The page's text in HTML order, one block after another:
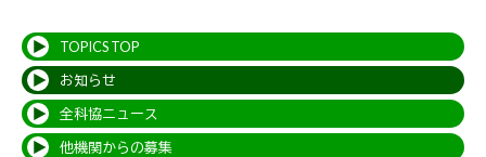
TOPICS TOP
お知らせ
全科協ニュース
他機関からの募集